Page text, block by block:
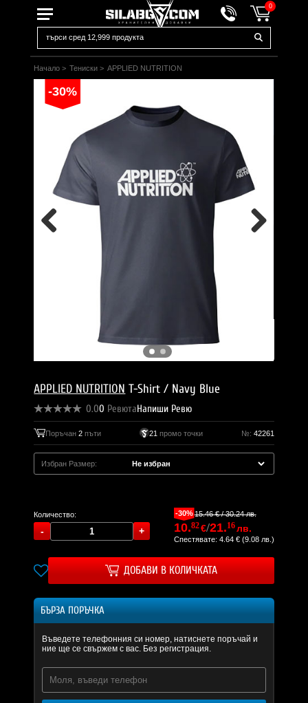
0
Начало > Тениски > APPLIED NUTRITION
-30%
APPLIED NUTRITION T-Shirt / Navy Blue
0.00 РевютаНапиши Ревю
Поръчан2 пъти 21 промо точки №: 42261
Избран Размер:
Количество: -30%15.46 € / 30.24 лв.
10.82€/21.16лв.
Спестявате: 4.64 € (9.08 лв.)
ДОБАВИ В КОЛИЧКАТА
БЪРЗА ПОРЪЧКА
Въведете телефонния си номер, натиснете поръчай и
ние ще се свържем с вас. Без регистрация.